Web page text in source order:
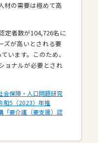
材の需要は極めて高
定者数が104,726名に
ズが高いとされる要
います。このため、
ョナルが必要とされ
会保障・人口問題研究
和5（2023）年推
「要介護（要支援）認